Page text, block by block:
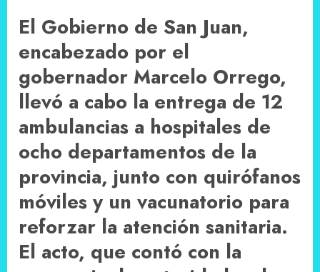
El Gobierno de San Juan,
encabezado por el
gobernador Marcelo Orrego,
llevó a cabo la entrega de 12
ambulancias a hospitales de
ocho departamentos de la
provincia, junto con quirófanos
móviles y un vacunatorio para
reforzar la atención sanitaria.
El acto, que contó con la